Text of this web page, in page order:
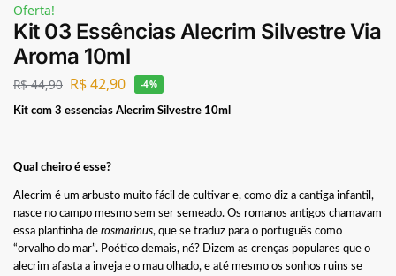
Oferta!
Kit 03 Essências Alecrim Silvestre Via
Aroma 10ml
R$44,90 R$42,90 -4%
Kit com 3 essencias Alecrim Silvestre 10ml
Qual cheiro é esse?
Alecrim é um arbusto muito fácil de cultivar e, como diz a cantiga infantil,
nasce no campo mesmo sem ser semeado. Os romanos antigos chamavam
essa plantinha de rosmarinus, que se traduz para o português como
“orvalho do mar”. Poético demais, né? Dizem as crenças populares que o
alecrim afasta a inveja e o mau olhado, e até mesmo os sonhos ruins se